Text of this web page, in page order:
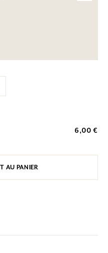
6,00 €
AU PANIER